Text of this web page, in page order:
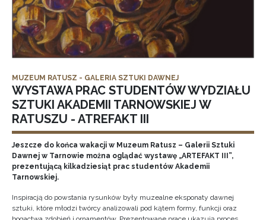
MUZEUM RATUSZ - GALERIA SZTUKI DAWNEJ
WYSTAWA PRAC STUDENTÓW WYDZIAŁU
SZTUKI AKADEMII TARNOWSKIEJ W
RATUSZU - ATREFAKT III
Jeszcze do końca wakacji w Muzeum Ratusz – Galerii Sztuki
Dawnej w Tarnowie można oglądać wystawę „ARTEFAKT III”,
prezentującą kilkadziesiąt prac studentów Akademii
Tarnowskiej.
Inspiracją do powstania rysunków były muzealne eksponaty dawnej
sztuki, które młodzi twórcy analizowali pod kątem formy, funkcji oraz